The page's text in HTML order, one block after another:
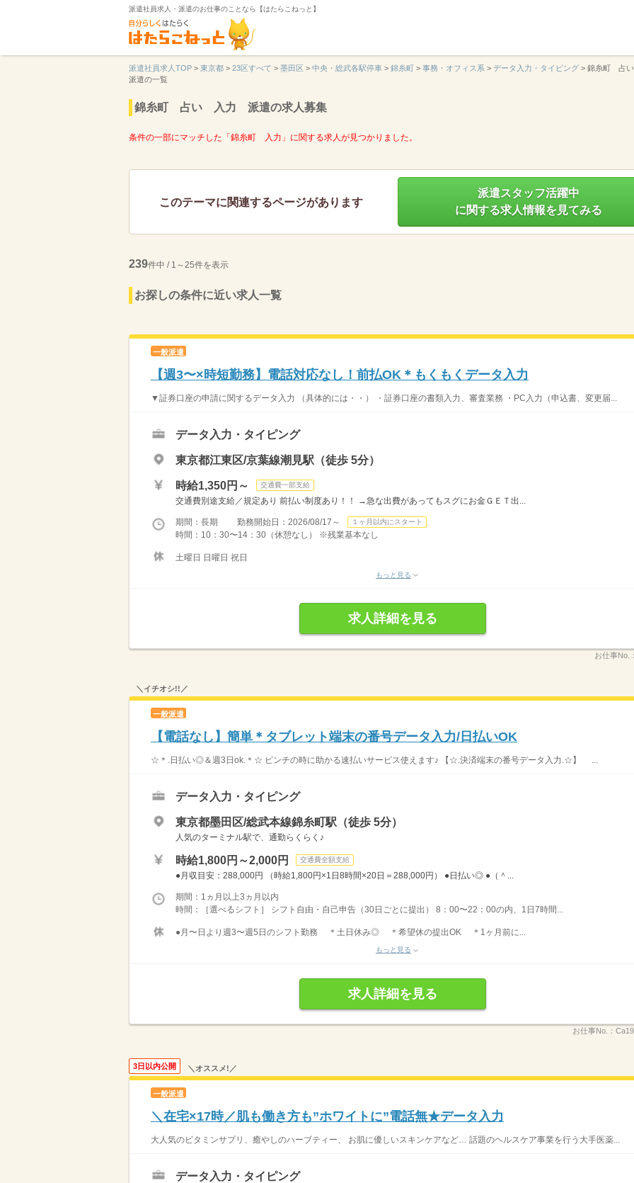
派遣社員求人・派遣のお仕事のことなら【はたらこねっと】
派遣社員求人TOP > 東京都 > 23区すべて > 墨田区 > 中央・総武各駅停車 > 錦糸町 > 事務・オフィス系 > データ入力・タイピング > 錦糸町 占
派遣の一覧
錦糸町 占い 入力 派遣の求人募集
条件の一部にマッチした「錦糸町 入力」に関する求人が見つかりました。
このテーマに関連するページがあります
派遣スタッフ活躍中
に関する求人情報を見てみる
239件中 / 1～25件を表示
お探しの条件に近い求人一覧
一般派遣
【週3〜×時短勤務】電話対応なし！前払OK＊もくもくデータ入力
▼証券口座の申請に関するデータ入力 （具体的には・・） ・証券口座の書類入力、審査業務 ・PC入力（申込書、変更届...
データ入力・タイピング
東京都江東区/京葉線潮見駅（徒歩 5分）
時給1,350円～ 交通費一部支給
交通費別途支給／規定あり 前払い制度あり！！ →急な出費があってもスグにお金ＧＥＴ出...
期間：長期 勤務開始日：2026/08/17～ １ヶ月以内にスタート
時間：10：30〜14：30（休憩なし） ※残業基本なし
土曜日 日曜日 祝日
もっと見る
求人詳細を見る
お仕事No.：
＼イチオシ!!／
一般派遣
【電話なし】簡単＊タブレット端末の番号データ入力/日払いOK
☆＊.日払い◎＆週3日ok.＊☆ ピンチの時に助かる速払いサービス使えます♪ 【☆.決済端末の番号データ入力.☆】 ...
データ入力・タイピング
東京都墨田区/総武本線錦糸町駅（徒歩 5分）
人気のターミナル駅で、通勤らくらく♪
時給1,800円～2,000円 交通費全額支給
●月収目安：288,000円 （時給1,800円×1日8時間×20日＝288,000円） ●日払い◎ ●（＾...
期間：1ヵ月以上3ヵ月以内
時間：［選べるシフト］ シフト自由・自己申告（30日ごとに提出） 8：00〜22：00の内、1日7時間...
●月〜日より週3〜週5日のシフト勤務 ＊土日休み◎ ＊希望休の提出OK ＊1ヶ月前に...
もっと見る
求人詳細を見る
お仕事No.：
3日以内公開 ＼オススメ!／
一般派遣
＼在宅×17時／肌も働き方も”ホワイトに”電話無★データ入力
大人気のビタミンサプリ、癒やしのハーブティー、 お肌に優しいスキンケアなど… 話題のヘルスケア事業を行う大手医薬...
データ入力・タイピング